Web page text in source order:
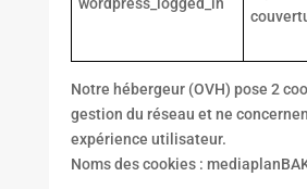
Notre hébergeur (OVH) pose 2
gestion du réseau et ne
expérience utilisateur.
Noms des cookies :